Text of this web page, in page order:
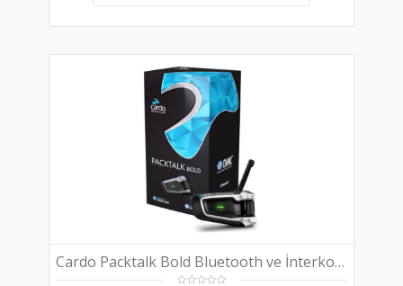
Cardo Packtalk Bold Bluetooth ve İnterkom (Tekli Paket)